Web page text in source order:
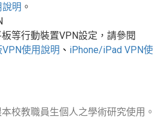
明 。
等行動裝置VPN設定 ，請參閱
VPN使用說明 、 iPhone/iPad VPN使
校教職員生個人之學術研究使用。